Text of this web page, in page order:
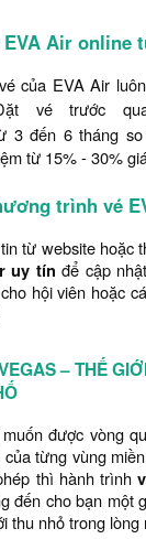
Air online
của EVA Air
vé trước
3 đến 6 tháng
từ 15% - 30%
trình vé
từ website hoặc
uy tín để cập
hội viên hoặc
– THẾ
được vòng
từng vùng
thì hành trình
đến cho bạn một
thu nhỏ trong lòng